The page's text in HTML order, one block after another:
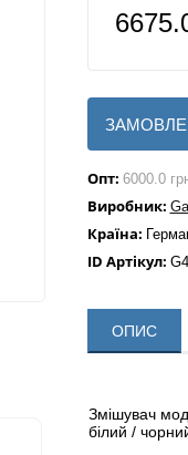
Опт: 6000.0
Виробник:
Країна:
ID Артікул:
ОПИС
Змішувач
білий /